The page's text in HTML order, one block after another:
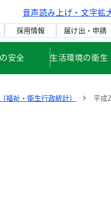
音声読み上げ・文字拡
採用情報 届け出・申請
安全 生活環境の衛
福祉・衛生行政統計） 平成